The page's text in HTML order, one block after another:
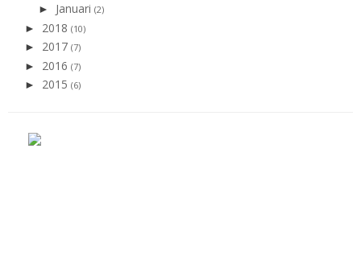
► Januari (2)
► 2018 (10)
► 2017 (7)
► 2016 (7)
► 2015 (6)